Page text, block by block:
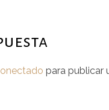
para publicar